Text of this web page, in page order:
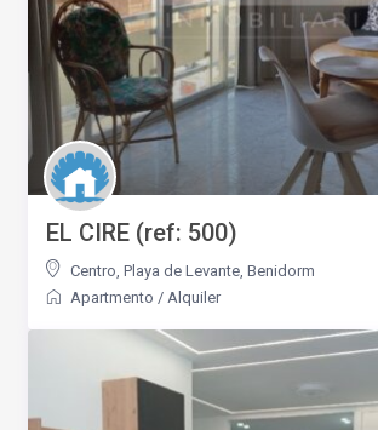
EL CIRE (ref: 500)
Centro,Playa de Levante,Benidorm
Apartmento /Alquiler